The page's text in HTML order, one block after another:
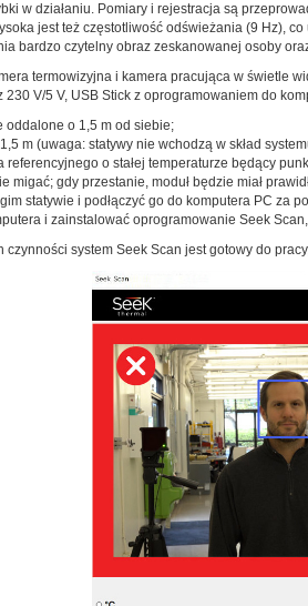
w działaniu. Pomiary i rejestracja są
jest też częstotliwość odświeżania (9 Hz),
bardzo czytelny obraz zeskanowanej osoby
termowizyjna i kamera pracująca w świetle
V/5 V, USB Stick z oprogramowaniem do
oddalone o 1,5 m od siebie;
m (uwaga: statywy nie wchodzą w skład
referencyjnego o stałej temperaturze będący
migać; gdy przestanie, moduł będzie miał
statywie i podłączyć go do komputera PC za
i zainstalować oprogramowanie Seek
czynności system Seek Scan jest gotowy do